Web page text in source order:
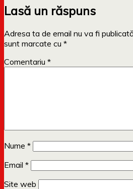
Lasă un răspuns
Adresa ta de email nu va fi
sunt marcate cu *
Comentariu *
Nume *
Email *
Site web